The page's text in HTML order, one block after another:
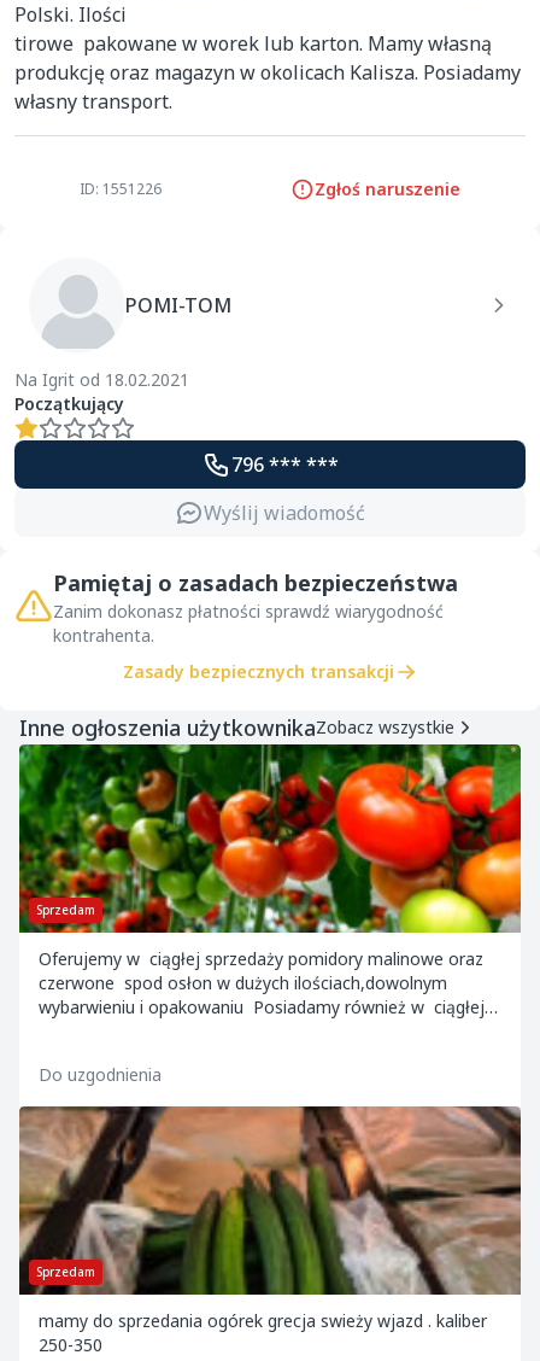
Polski. Ilości
tirowe  pakowane w worek lub karton. Mamy własną
produkcję oraz magazyn w okolicach Kalisza. Posiadamy
własny transport.
ID: 1551226 Zgłoś naruszenie
POMI-TOM
Na Igrit od 18.02.2021
Początkujący
796 *** ***
Wyślij wiadomość
Pamiętaj o zasadach bezpieczeństwa
Zanim dokonasz płatności sprawdź wiarygodność
kontrahenta.
Zasady bezpiecznych transakcji
Inne ogłoszenia użytkownikaZobacz wszystkie
Sprzedam
Oferujemy w ciągłej sprzedaży pomidory malinowe oraz
czerwone spod osłon w dużych ilościach,dowolnym
wybarwieniu i opakowaniu Posiadamy również w ciągłej
Do uzgodnienia
Sprzedam
mamy do sprzedania ogórek grecja swieży wjazd . kaliber
250-350